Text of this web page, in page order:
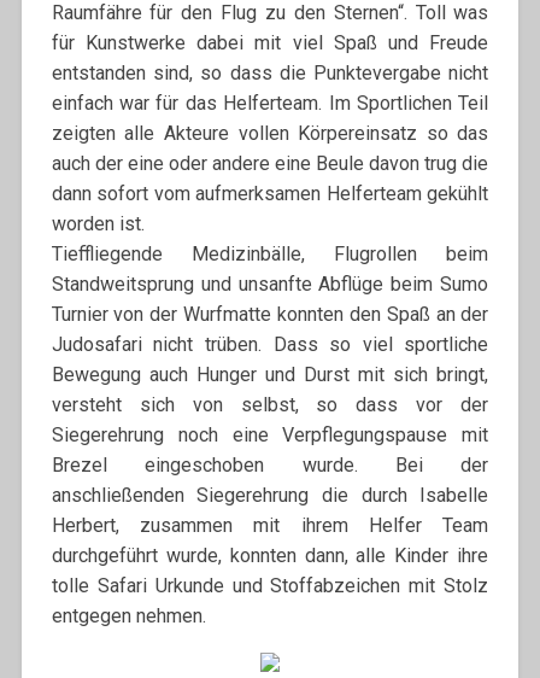
Raumfähre für den Flug zu den Sternen“. Toll was
für Kunstwerke dabei mit viel Spaß und Freude
entstanden sind, so dass die Punktevergabe nicht
einfach war für das Helferteam. Im Sportlichen Teil
zeigten alle Akteure vollen Körpereinsatz so das
auch der eine oder andere eine Beule davon trug die
dann sofort vom aufmerksamen Helferteam gekühlt
worden ist.
Tieffliegende Medizinbälle, Flugrollen beim
Standweitsprung und unsanfte Abflüge beim Sumo
Turnier von der Wurfmatte konnten den Spaß an der
Judosafari nicht trüben. Dass so viel sportliche
Bewegung auch Hunger und Durst mit sich bringt,
versteht sich von selbst, so dass vor der
Siegerehrung noch eine Verpflegungspause mit
Brezel eingeschoben wurde. Bei der
anschließenden Siegerehrung die durch Isabelle
Herbert, zusammen mit ihrem Helfer Team
durchgeführt wurde, konnten dann, alle Kinder ihre
tolle Safari Urkunde und Stoffabzeichen mit Stolz
entgegen nehmen.